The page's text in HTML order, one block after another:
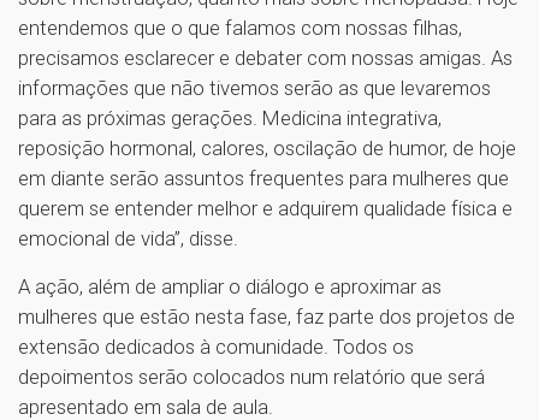
entendemos que o que falamos com nossas filhas,
precisamos esclarecer e debater com nossas amigas. As
informações que não tivemos serão as que levaremos
para as próximas gerações. Medicina integrativa,
reposição hormonal, calores, oscilação de humor, de hoje
em diante serão assuntos frequentes para mulheres que
querem se entender melhor e adquirem qualidade física e
emocional de vida”, disse.
A ação, além de ampliar o diálogo e aproximar as
mulheres que estão nesta fase, faz parte dos projetos de
extensão dedicados à comunidade. Todos os
depoimentos serão colocados num relatório que será
apresentado em sala de aula.